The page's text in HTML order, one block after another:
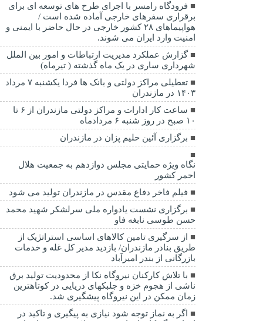
فرودگاه رامسر با اجرای طرح های توسعه ای برای
برقراری سفرهای خارجی آماده شده است /
هواپیماهای ۲۸ کشور خارجی در حال حاضر با ایمنی و
امنیت وارد ایران می شوند.
گزارش عملکرد مدیریت ارتباطات و امور بین الملل
شهرداری ساری در یک ماه گذشته ( تیرماه)
تعطیلی مراکز دولتی و بانک ها فردا یکشنبه ۷ مرداد
۱۴۰۳ در مازندران
ساعت کار ادارات و مراکز دولتی مازندران از ۶ تا
۱۰ صبح در روز شنبه ۶ مردادماه
برگزاری آئین حلیم پزان در مازندران
نگاه ویژه حمایتی مجلس دوازدهم به جمعیت هلال
احمر کشور
فیلم فاخر دفاع مقدس در مازندران تولید می شود
برگزاری نشست یادواره ملی سرلشکر شهید محمد
حسن طوسی نابغه فاو
از سرگیری تامین کالاهای اساسی استراتژیک از
طریق بنادر مازندران/ بازدید مدیر کل غله و خدمات
بازرگانی از بندر امیرآباد
با تلاش کارکنان نیروگاه نکا از محدودیت تولید برق
ناشی از هجوم خزه و جلبکهای دریایی در کوتاهترین
زمان ممکن در این نیروگاه پیشگیری شد.
اگر به نماز توجه شود نیازی به پیگیری و تاکید در